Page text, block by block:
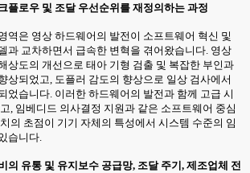
플로우 및 조달 우선순위를 재정의하는 과정
역은 영상 하드웨어의 발전이 소프트웨어 혁신 및
과 교차하면서 급속한 변혁을 겪어왔습니다. 영상
상도의 개선으로 태아 기형 검출 및 복잡한 부인과
상되었고, 도플러 감도의 향상으로 일상 검사에서
었습니다. 이러한 하드웨어의 발전과 함께 고급 시
, 임베디드 의사결정 지원과 같은 소프트웨어 중심
의 초점이 기기 자체의 특성에서 시스템 수준의 임
습니다.
의 유통 및 유지보수 공급망, 조달 주기, 제조업체 전